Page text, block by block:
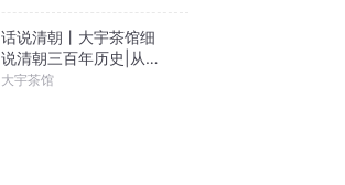
话说清朝丨大宇茶馆细
说清朝三百年历史|从努
尔哈赤到末代皇帝溥仪|
大宇茶馆